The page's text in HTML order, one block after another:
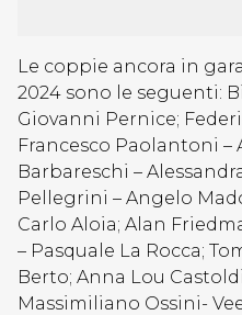
Le coppie ancora in
2024 sono le seguenti:
Giovanni Pernice;
Francesco Paolantoni –
Barbareschi –
Pellegrini – Angelo
Carlo Aloia; Alan
– Pasquale La Rocca;
Berto; Anna Lou
Massimiliano Ossini-